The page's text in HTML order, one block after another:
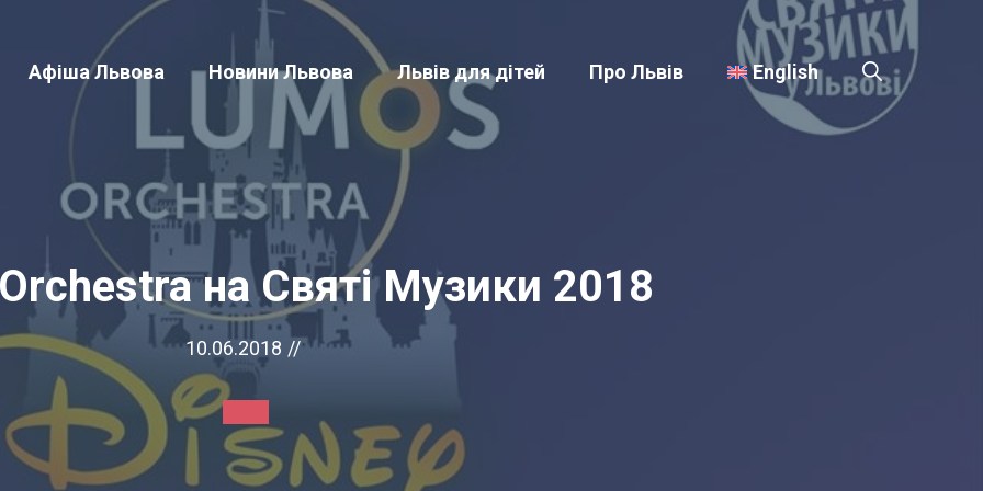
Афіша Львова Новини Львова Львів для дітей Про Львів English
на Святі Музики 2018
10.06.2018 //